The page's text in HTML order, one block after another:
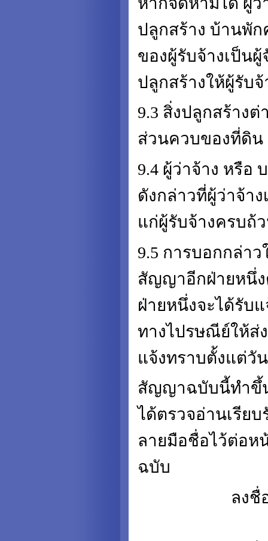
ปลูกสร้าง บ้านพั
ของผู้รับจ้างเป็น
ปลูกสร้างให้ผู้รับ
9.3 สิ่งปลูกสร้าง
ส่วนควบของที่ดิน
9.4 ผู้ว่าจ้าง หรือ
ดังกล่าวที่ผู้ว่าจ้า
แก่ผู้รับจ้างครบถ้
9.5 การบอกกล่า
สัญญาอีกฝ่ายหนึ่
ฝ่ายหนึ่งจะได้รับ
ทางไปรษณีย์ให้ส่
แจ้งทราบตั้งแต่วั
สัญญาฉบับนี้ทำขึ้
ได้ตรวจอ่านเรีย
ลายมือชื่อไว้ต่อห
ฉบับ
ลงชื่